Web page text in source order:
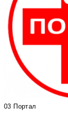
03 Портал